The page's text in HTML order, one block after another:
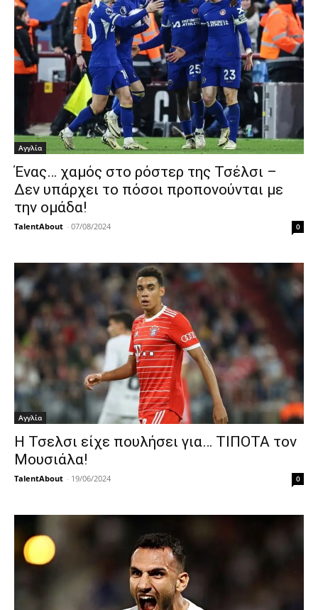
Αγγλία
Ένας… χαμός στο ρόστερ της Τσέλσι –
Δεν υπάρχει το πόσοι προπονούνται με
την ομάδα!
TalentAbout - 07/08/2024 0
Αγγλία
Η Τσελσι είχε πουλήσει για… ΤΙΠΟΤΑ τον
Μουσιάλα!
TalentAbout - 19/06/2024 0